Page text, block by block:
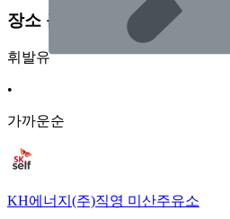
장소 근처 주유소
휘발유
•
가까운순
KH에너지(주)직영 미산주유소